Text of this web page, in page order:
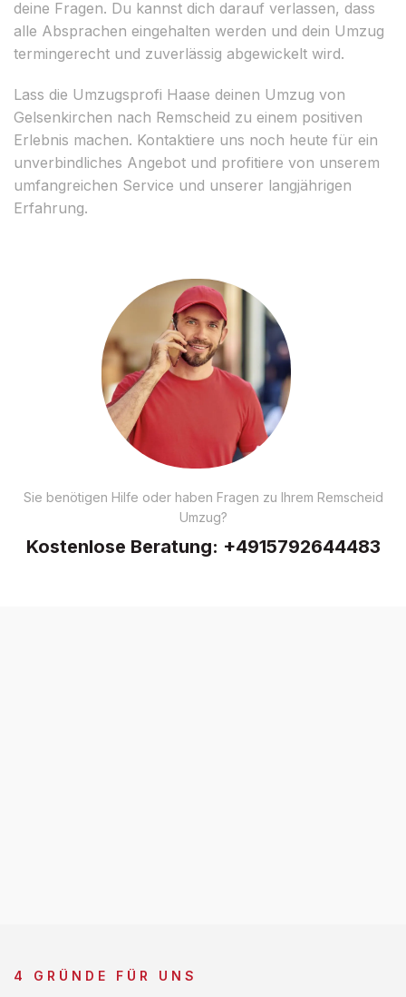
deine Fragen. Du kannst dich darauf verlassen, dass
alle Absprachen eingehalten werden und dein Umzug
termingerecht und zuverlässig abgewickelt wird.
Lass die Umzugsprofi Haase deinen Umzug von
Gelsenkirchen nach Remscheid zu einem positiven
Erlebnis machen. Kontaktiere uns noch heute für ein
unverbindliches Angebot und profitiere von unserem
umfangreichen Service und unserer langjährigen
Erfahrung.
Sie benötigen Hilfe oder haben Fragen zu Ihrem Remscheid
Umzug?
Kostenlose Beratung: +4915792644483
4 GRÜNDE FÜR UNS